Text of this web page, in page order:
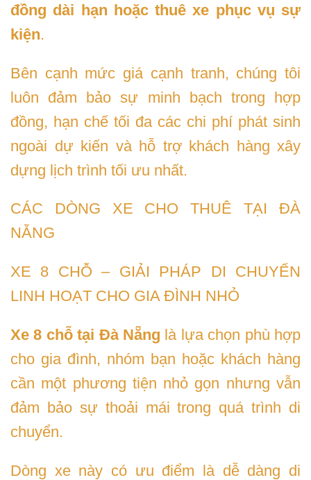
đồng dài hạn hoặc thuê xe phục vụ sự
kiện.
Bên cạnh mức giá cạnh tranh, chúng tôi
luôn đảm bảo sự minh bạch trong hợp
đồng, hạn chế tối đa các chi phí phát sinh
ngoài dự kiến và hỗ trợ khách hàng xây
dựng lịch trình tối ưu nhất.
CÁC DÒNG XE CHO THUÊ TẠI ĐÀ
NẴNG
XE 8 CHỖ – GIẢI PHÁP DI CHUYỂN
LINH HOẠT CHO GIA ĐÌNH NHỎ
Xe 8 chỗ tại Đà Nẵng là lựa chọn phù hợp
cho gia đình, nhóm bạn hoặc khách hàng
cần một phương tiện nhỏ gọn nhưng vẫn
đảm bảo sự thoải mái trong quá trình di
chuyển.
Dòng xe này có ưu điểm là dễ dàng di